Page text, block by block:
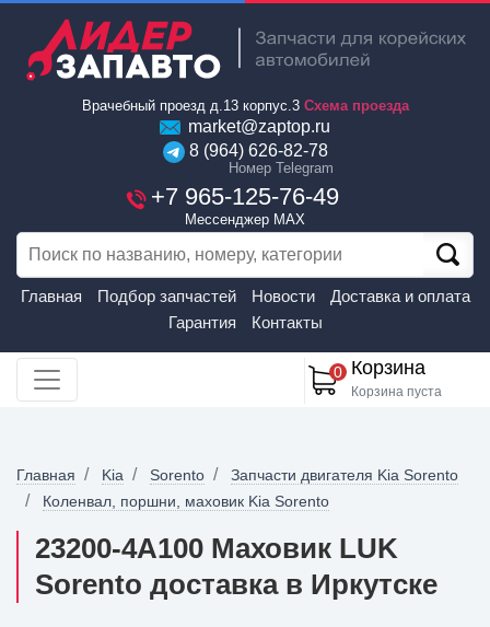
Врачебный проезд д.13 корпус.3 Схема проезда
market@zaptop.ru
8 (964) 626-82-78
Номер Telegram
+7 965-125-76-49
Мессенджер MAX
Главная Подбор запчастей Новости
Доставка и оплата
Гарантия
Контакты
0 Корзина
Корзина пуста
Главная Kia Sorento
Запчасти двигателя Kia Sorento
Коленвал, поршни, маховик Kia Sorento
23200-4A100 Маховик LUK
Sorento доставка в Иркутске